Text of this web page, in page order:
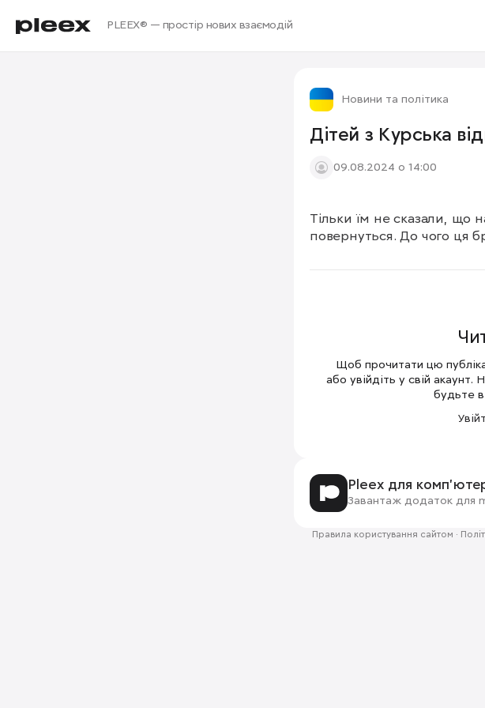
PLEEX® — простір нових взаємодій
Новини та політика
Дітей з Курська
09.08.2024 о 14:00
Тільки їм не сказали, що
повернуться. До чого ця
Щоб прочитати цю
або увійдіть у свій
будьте в
Pleex для
Завантаж додаток для
Правила користування сайтом ·